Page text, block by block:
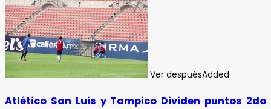
Ver despuésAdded
Atlético San Luis y Tampico Dividen puntos 2do